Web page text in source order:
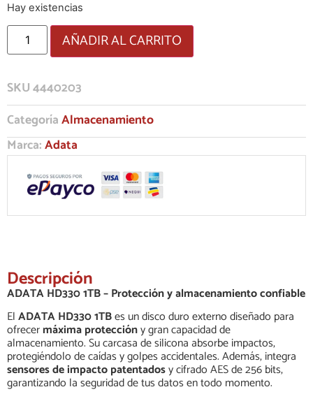
Hay existencias
AÑADIR AL CARRITO
SKU4440203
CategoríaAlmacenamiento
Marca:Adata
Descripción
ADATA HD330 1TB – Protección y almacenamiento confiable
ElADATA HD330 1TBes un disco duro externo diseñado para
ofrecermáxima proteccióny gran capacidad de
almacenamiento. Su carcasa de silicona absorbe impactos,
protegiéndolo de caídas y golpes accidentales. Además, integra
sensores de impacto patentadosy cifrado AES de 256 bits,
garantizando la seguridad de tus datos en todo momento.